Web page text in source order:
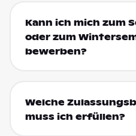
Kann ich mich zum
oder zum
bewerben?
Welche
muss ich erfüllen?